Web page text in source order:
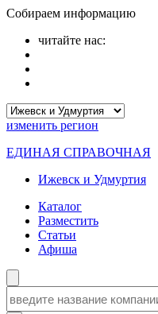
Собираем информацию
читайте нас:
изменить регион
ЕДИНАЯ СПРАВОЧНАЯ
Ижевск и Удмуртия
Каталог
Разместить
Статьи
Афиша